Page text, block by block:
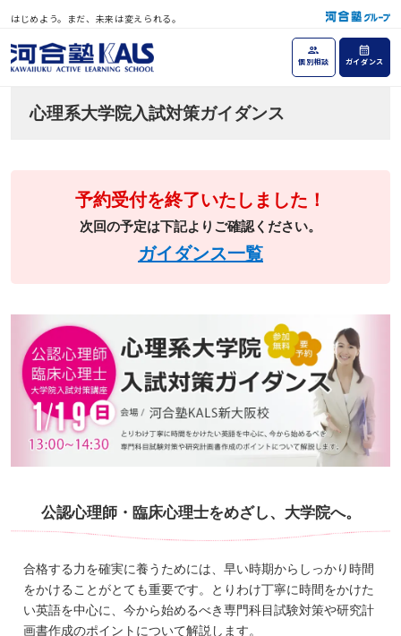
はじめよう。まだ、未来は変えられる。
個別相談 ガイダンス
心理系大学院入試対策ガイダンス
予約受付を終了いたしました！
次回の予定は下記よりご確認ください。
ガイダンス一覧
公認心理師・臨床心理士をめざし、大学院へ。
合格する力を確実に養うためには、早い時期からしっかり時間
をかけることがとても重要です。とりわけ丁寧に時間をかけた
い英語を中心に、今から始めるべき専門科目試験対策や研究計
画書作成のポイントについて解説します。